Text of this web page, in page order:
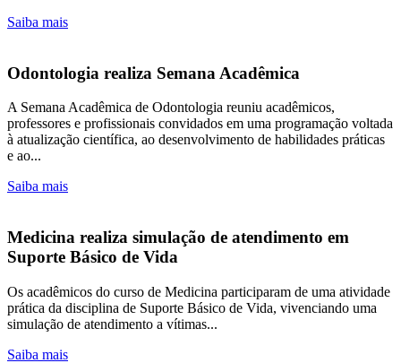
Saiba mais
Odontologia realiza Semana Acadêmica
A Semana Acadêmica de Odontologia reuniu acadêmicos,
professores e profissionais convidados em uma programação voltada
à atualização científica, ao desenvolvimento de habilidades práticas
e ao...
Saiba mais
Medicina realiza simulação de atendimento em
Suporte Básico de Vida
Os acadêmicos do curso de Medicina participaram de uma atividade
prática da disciplina de Suporte Básico de Vida, vivenciando uma
simulação de atendimento a vítimas...
Saiba mais